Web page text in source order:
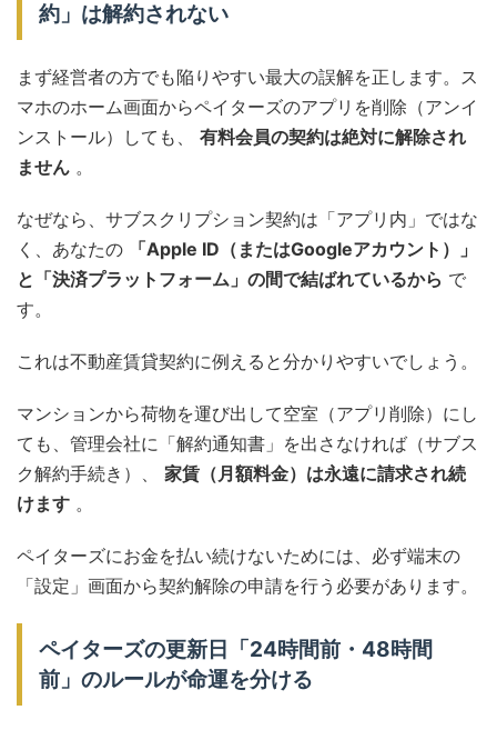
約」は解約されない
まず経営者の方でも陥りやすい最大の誤解を正します。ス
マホのホーム画面からペイターズのアプリを削除（アンイ
ンストール）しても、 有料会員の契約は絶対に解除され
ません 。
なぜなら、サブスクリプション契約は「アプリ内」ではな
く、あなたの
「Apple ID（またはGoogleアカウント）」
と「決済プラットフォーム」の間で結ばれているから で
す。
これは不動産賃貸契約に例えると分かりやすいでしょう。
マンションから荷物を運び出して空室（アプリ削除）にし
ても、管理会社に「解約通知書」を出さなければ（サブス
ク解約手続き）、 家賃（月額料金）は永遠に請求され続
けます 。
ペイターズにお金を払い続けないためには、必ず端末の
「設定」画面から契約解除の申請を行う必要があります。
ペイターズの更新日「24時間前・48時間
前」のルールが命運を分ける